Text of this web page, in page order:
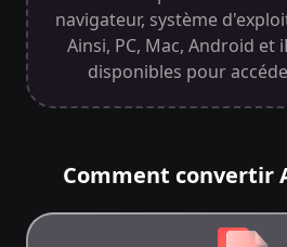
navigateur, système
Ainsi, PC, Mac, Android et
disponibles pour
Comment convertir